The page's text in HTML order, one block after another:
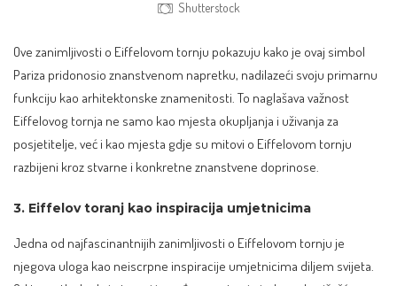
Shutterstock
Ove zanimljivosti o Eiffelovom tornju pokazuju kako je ovaj simbol
Pariza pridonosio znanstvenom napretku, nadilazeći svoju primarnu
funkciju kao arhitektonske znamenitosti. To naglašava važnost
Eiffelovog tornja ne samo kao mjesta okupljanja i uživanja za
posjetitelje, već i kao mjesta gdje su mitovi o Eiffelovom tornju
razbijeni kroz stvarne i konkretne znanstvene doprinose.
3. Eiffelov toranj kao inspiracija umjetnicima
Jedna od najfascinantnijih zanimljivosti o Eiffelovom tornju je
njegova uloga kao neiscrpne inspiracije umjetnicima diljem svijeta.